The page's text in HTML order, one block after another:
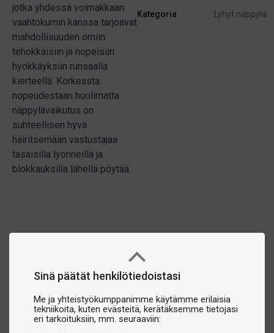
Sinä päätät henkilötiedoistasi
Me ja yhteistyökumppanimme käytämme erilaisia
tekniikoita, kuten evästeitä, kerätäksemme tietojasi
eri tarkoituksiin, mm. seuraaviin:
jotka yhdessä voimakkaan
vaahtokumin kanssa tarjoavat
mahdollisuuden omiin
tehokkaisiin ja nopeisiin
hyökkäyksiin runsaalla
kierteellä. Korkeasta
nopeudestaan huolimatta
näppylävaikutus on
suhteellisen hyvä
häiritsemään vastustajaa
tasaisilla lyönneillä ja
blokkauksilla lähellä pöytää.
Kategoria Lyhyt näppylä